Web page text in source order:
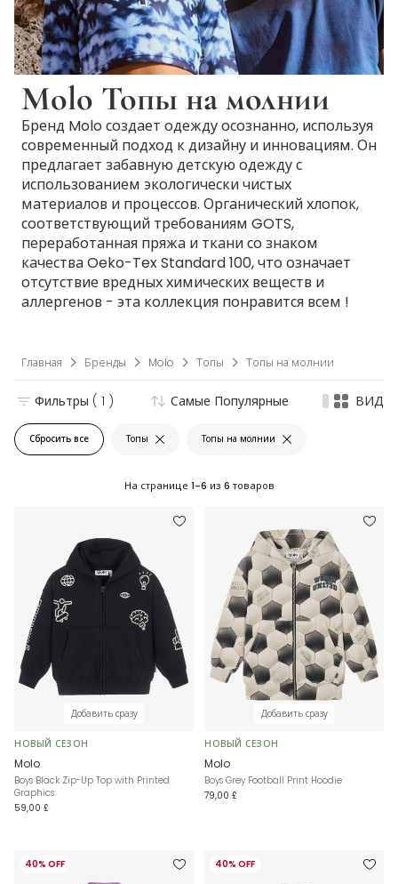
Molo Топы на молнии
Бренд Molo создает одежду осознанно, используя
современный подход к дизайну и инновациям. Он
предлагает забавную детскую одежду с
использованием экологически чистых
материалов и процессов. Органический хлопок,
соответствующий требованиям GOTS,
переработанная пряжа и ткани со знаком
качества Oeko-Tex Standard 100, что означает
отсутствие вредных химических веществ и
аллергенов - эта коллекция понравится всем !
Главная Бренды Molo Топы Топы на молнии
Сбросить все Топы Топы на молнии
Фильтры ( 1 ) Самые Популярные ВИД
На странице 1-6 из 6 товаров
Добавить сразу
НОВЫЙ СЕЗОН
Molo
Boys Black Zip-Up Top with Printed
Graphics
59,00 £
Добавить сразу
НОВЫЙ СЕЗОН
Molo
Boys Grey Football Print Hoodie
79,00 £
40% OFF 40% OFF